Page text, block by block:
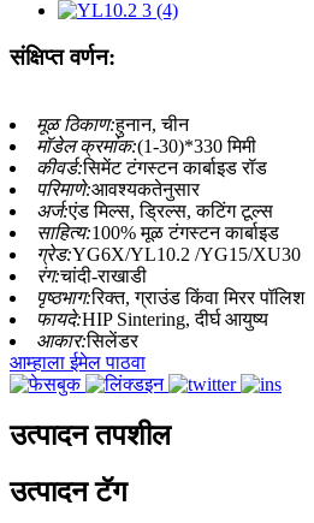
संक्षिप्त वर्णन:
मूळ ठिकाण:हुनान, चीन
मॉडेल क्रमांक:(1-30)*330 मिमी
कीवर्ड:सिमेंट टंगस्टन कार्बाइड रॉड
परिमाणे:आवश्यकतेनुसार
अर्ज:एंड मिल्स, ड्रिल्स, कटिंग टूल्स
साहित्य:100% मूळ टंगस्टन कार्बाइड
ग्रेड:YG6X/YL10.2 /YG15/XU30
रंग:चांदी-राखाडी
पृष्ठभाग:रिक्त, ग्राउंड किंवा मिरर पॉलिश
फायदे:HIP Sintering, दीर्घ आयुष्य
आकार:सिलेंडर
आम्हाला ईमेल पाठवा
उत्पादन तपशील
उत्पादन टॅग